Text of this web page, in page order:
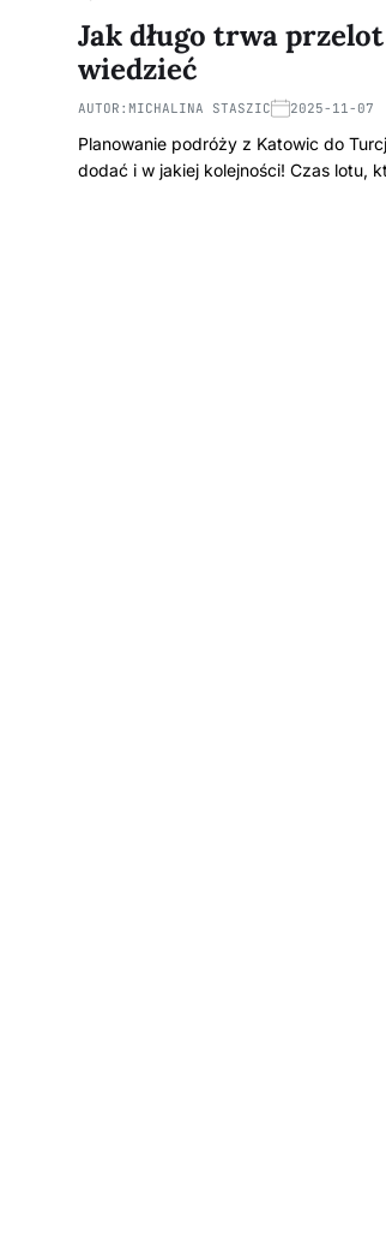
Jak długo trwa
wiedzieć
AUTOR: MICHALINA STASZIC 2025-11-07
Planowanie podróży z Katowic do
dodać i w jakiej kolejności! Czas lotu,